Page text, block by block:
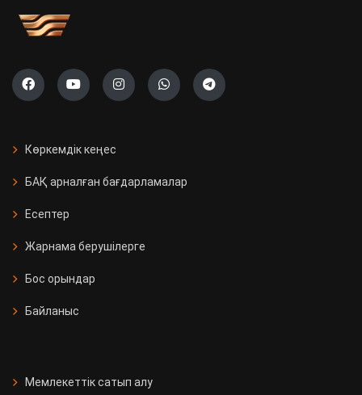
Көркемдік кеңес
БАҚ арналған бағдарламалар
Есептер
Жарнама берушілерге
Бос орындар
Байланыс
Мемлекеттік сатып алу